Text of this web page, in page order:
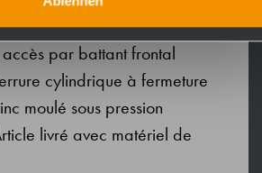
de remplissage.
par battant frontal
cylindrique à fermeture
moulé sous pression
livré avec matériel de